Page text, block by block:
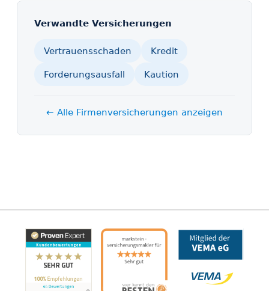
Verwandte Versicherungen
Vertrauensschaden Kredit
Forderungsausfall Kaution
← Alle Firmen­versicherungen anzeigen